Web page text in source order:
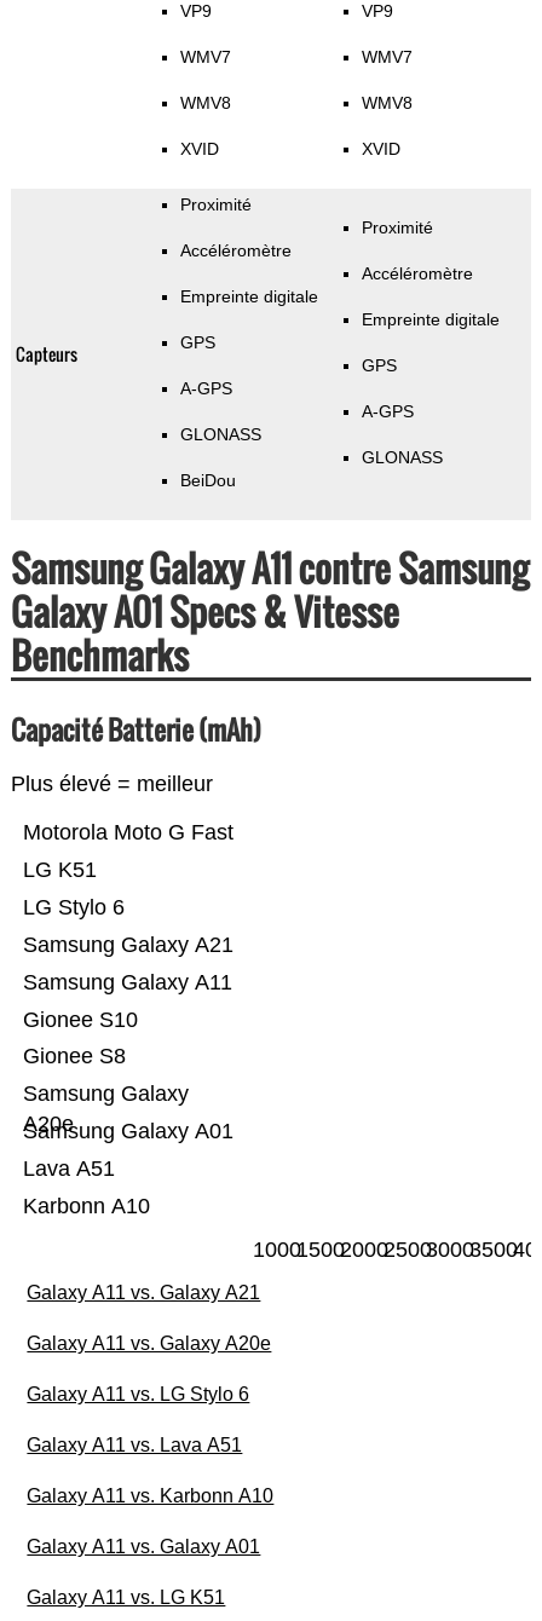
VP9
WMV7
WMV8
XVID
VP9
WMV7
WMV8
XVID
Capteurs
Proximité
Accéléromètre
Empreinte digitale
GPS
A-GPS
GLONASS
BeiDou
Proximité
Accéléromètre
Empreinte digitale
GPS
A-GPS
GLONASS
Samsung Galaxy A11 contre Samsung
Galaxy A01 Specs & Vitesse
Benchmarks
Capacité Batterie (mAh)
Plus élevé = meilleur
Karbonn A10
Lava A51
Samsung Galaxy A01
Samsung Galaxy
A20e
Gionee S8
Gionee S10
Samsung Galaxy A11
Samsung Galaxy A21
LG Stylo 6
LG K51
Motorola Moto G Fast
100015002000250030003500
Galaxy A11 vs. Galaxy A21
Galaxy A11 vs. Galaxy A20e
Galaxy A11 vs. LG Stylo 6
Galaxy A11 vs. Lava A51
Galaxy A11 vs. Karbonn A10
Galaxy A11 vs. Galaxy A01
Galaxy A11 vs. LG K51